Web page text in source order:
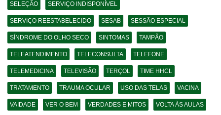
SELEÇÃO SERVIÇO INDISPONÍVEL
SERVIÇO REESTABELECIDO SESAB SESSÃO ESPECIAL
SÍNDROME DO OLHO SECO SINTOMAS TAMPÃO
TELEATENDIMENTO TELECONSULTA TELEFONE
TELEMEDICINA TELEVISÃO TERÇOL TIME HHCL
TRATAMENTO TRAUMA OCULAR USO DAS TELAS VACINA
VAIDADE VER O BEM VERDADES E MITOS VOLTA ÀS AULAS